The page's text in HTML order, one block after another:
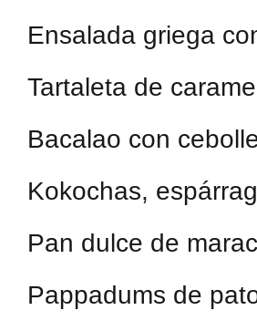
Ensalada griega
Tartaleta de
Bacalao con
Kokochas,
Pan dulce de
Pappadums de